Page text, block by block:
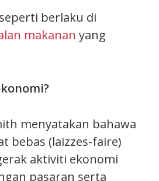
berlaku di
makanan yang
menyatakan bahawa
bebas (laizzes-faire)
aktiviti ekonomi
pasaran serta